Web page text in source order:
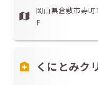
岡山県倉敷市寿
F
くにとみク